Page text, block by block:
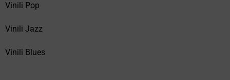
Vinili Pop
Vinili Jazz
Vinili Blues